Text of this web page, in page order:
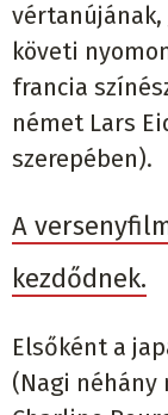
követi
francia
német Lars
szerepében).
A
kezdődnek.
Elsőként a
(Nagi néhány